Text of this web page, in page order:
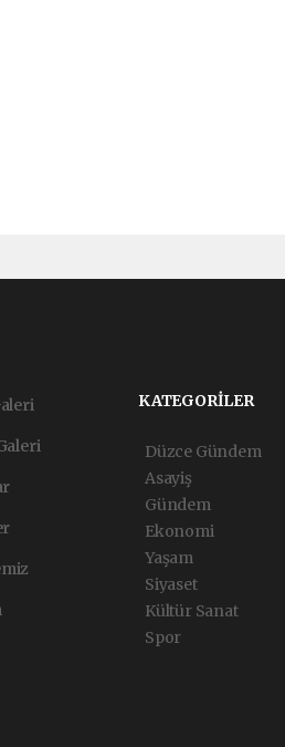
KATEGORİLER
Düzce Gündem
Asayiş
Gündem
Ekonomi
Yaşam
Siyaset
Kültür Sanat
Spor